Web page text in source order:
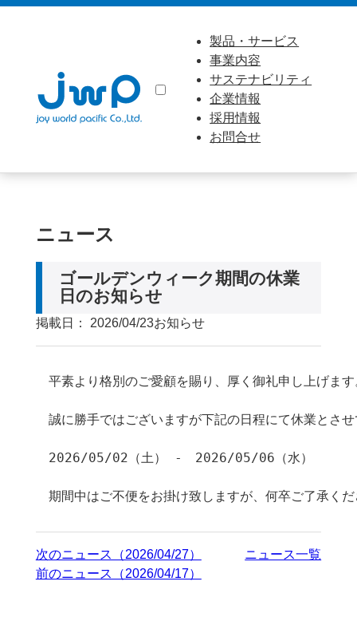
製品・サービス
事業内容
サステナビリティ
企業情報
採用情報
お問合せ
ニュース
ゴールデンウィーク期間の休業
日のお知らせ
掲載日： 2026/04/23お知らせ
平素より格別のご愛顧を賜り、厚く御礼申し上げま
誠に勝手ではございますが下記の日程にて休業とさ
2026/05/02（土） -　2026/05/06（水）
次のニュース（2026/04/27）
ニュース一覧
前のニュース（2026/04/17）